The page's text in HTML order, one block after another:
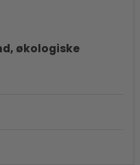
økologiske